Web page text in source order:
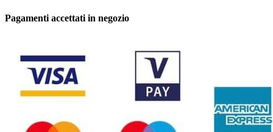
Pagamenti accettati in negozio